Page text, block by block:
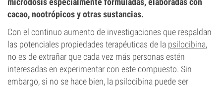
cacao, nootrópicos y otras sustancias.
Con el continuo aumento de investigaciones que respaldan
las potenciales propiedades terapéuticas de la psilocibina,
no es de extrañar que cada vez más personas estén
interesadas en experimentar con este compuesto. Sin
embargo, si no se hace bien, la psilocibina puede ser